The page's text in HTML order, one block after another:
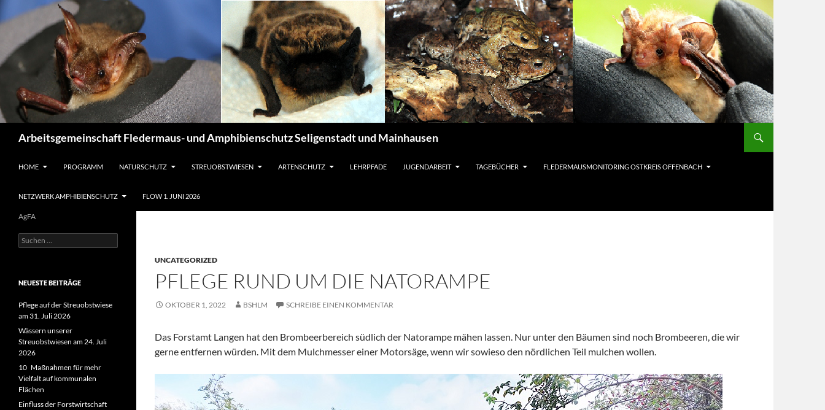
Arbeitsgemeinschaft Fledermaus- und Amphibienschutz Seligenstadt und Mainhausen
HOME
PROGRAMM NATURSCHUTZ STREUOBSTWIESEN ARTENSCHUTZ LEHRPFADE JUGENDARBEIT TAGEBÜCHER FLEDERMAUSMONITORING OSTKREIS OFFENBACH
NETZWERK AMPHIBIENSCHUTZ FLOW 1. JUNI 2026
UNCATEGORIZED
PFLEGE RUND UM DIE NATORAMPE
OKTOBER 1, 2022 BSHLM SCHREIBE EINEN KOMMENTAR
Das Forstamt Langen hat den Brombeerbereich südlich der Natorampe mähen lassen. Nur unter den Bäumen sind noch Brombeeren, die wir
gerne entfernen würden. Mit dem Mulchmesser einer Motorsäge, wenn wir sowieso den nördlichen Teil mulchen wollen.
AgFA
Suchen
nach:
NEUESTE BEITRÄGE
Pflege auf der Streuobstwiese
am 31. Juli 2026
Wässern unserer
Streuobstwiesen am 24. Juli
2026
10 Maßnahmen für mehr
Vielfalt auf kommunalen
Flächen
Einfluss der Forstwirtschaft